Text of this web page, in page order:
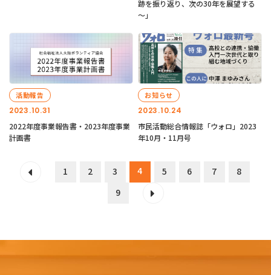
跡を振り返り、次の30年を展望する
～」
2023.10.31
活動報告
2022年度事業報告書・2023年度事業
計画書
2023.10.24
お知らせ
市民活動総合情報誌「ウォロ」2023
年10月・11月号
1 2 3 4 5 6 7
8
9